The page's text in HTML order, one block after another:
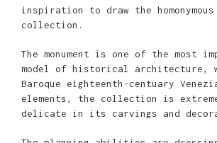
inspiration to draw the homonymous
collection.
The monument is one of the most
model of historical architecture,
Baroque eighteenth-centuary
elements, the collection is
delicate in its carvings and